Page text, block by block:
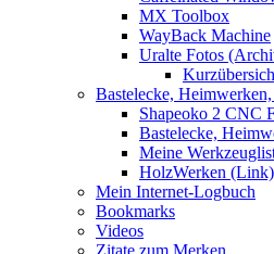
MX Toolbox
WayBack Machine
Uralte Fotos
Bastelecke,
Shapeoko 2 CNC
Bastelecke,
Meine
HolzWerken (Link)
Mein Internet-Logbuch
Bookmarks
Videos
Zitate zum Merken